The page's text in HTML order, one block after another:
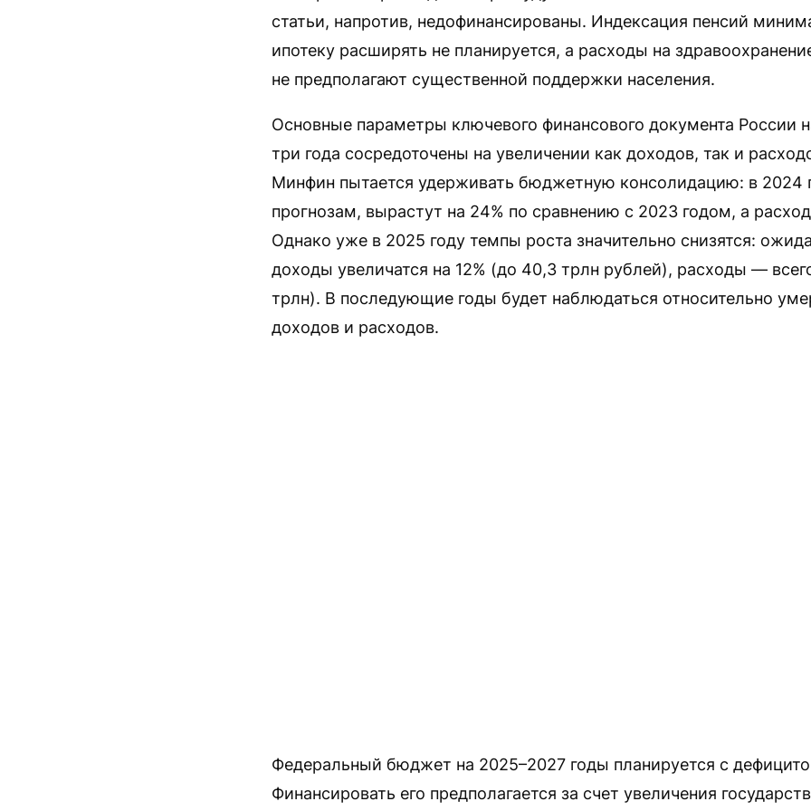
статьи, напротив, недофинансированы. Индексация пенсий
ипотеку расширять не планируется, а расходы на
не предполагают существенной поддержки населения.
Основные параметры ключевого финансового документа России
три года сосредоточены на увеличении как доходов, так и
Минфин пытается удерживать бюджетную консолидацию: в 2024
прогнозам, вырастут на 24% по сравнению с 2023 годом, а
Однако уже в 2025 году темпы роста значительно снизятся:
доходы увеличатся на 12% (до 40,3 трлн рублей), расходы —
трлн). В последующие годы будет наблюдаться относительно
доходов и расходов.
Федеральный бюджет на 2025–2027 годы планируется с
Финансировать его предполагается за счет увеличения